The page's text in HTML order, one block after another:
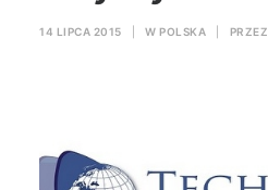
Świat
14 LIPCA 2015 W POLSKA PRZEZ